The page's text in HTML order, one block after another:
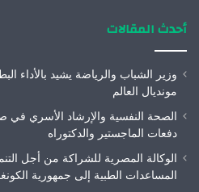
أحدث المقالات
وزير الشباب والرياضة يشيد بالأداء
مونديال العالم
الصحة النفسية والإرشاد الأسري في
دفعات الماجستير والدكتوراه
الوكالة المصرية للشراكة من أجل
المساعدات الطبية إلى جمهورية